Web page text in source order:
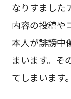
なりすました
内容の投稿や
本人が誹謗中
まいます。そ
てしまいます。